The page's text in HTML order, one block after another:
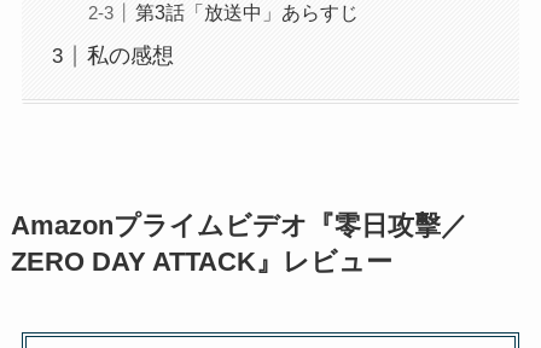
第3話「放送中」あらすじ
私の感想
Amazonプライムビデオ『零日攻擊／
ZERO DAY ATTACK』レビュー